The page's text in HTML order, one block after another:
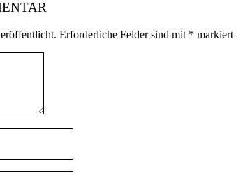
Erforderliche Felder sind mit * markiert